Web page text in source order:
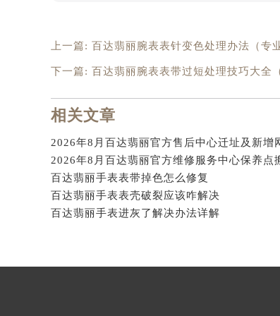
北京市朝阳区建国门外大街
北京市东城区东长安街1号王
内蒙古自治区包头市青山区
内蒙古自治区赤峰市红山区
内蒙古自治区鄂尔多斯市东
内蒙古自治区呼伦贝尔市海
内蒙古自治区乌兰察布市集
内蒙古自治区兴安盟市乌兰
上一篇: 百达翡丽腕表表针变色处理办法（专
下一篇: 百达翡丽腕表表带过短处理技巧大全
相关文章
百达翡丽手表表带掉色怎么修复
百达翡丽手表表壳破裂应该咋解决
百达翡丽手表进灰了解决办法详解